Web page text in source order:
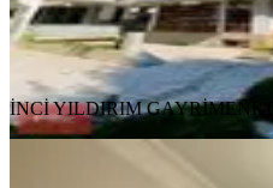
İNCİ YILDIRIM
İNCİ YILDIRIM
Kiralık 2+1